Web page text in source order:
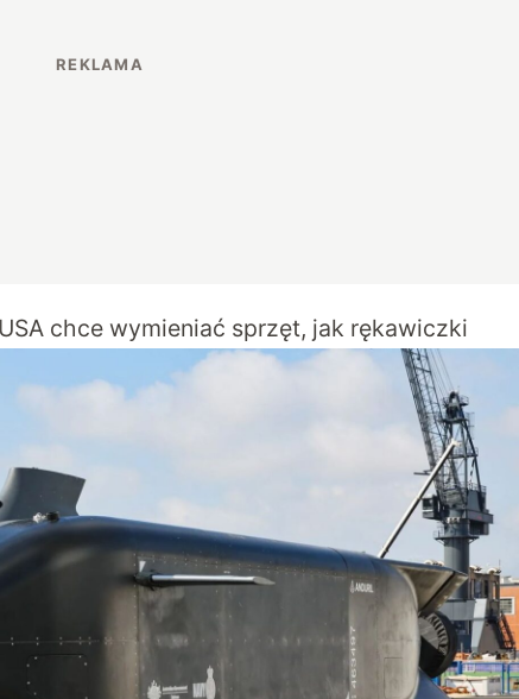
chce wymieniać sprzęt, jak rękawiczki